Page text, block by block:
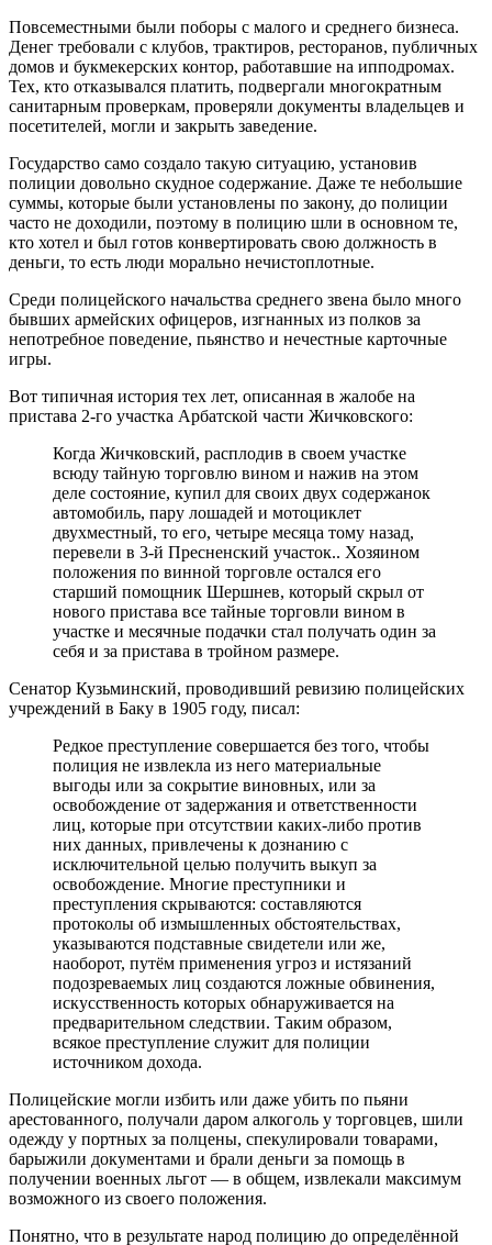
Повсеместными были поборы с малого и среднего бизнеса.
Денег требовали с клубов, трактиров, ресторанов, публичных
домов и букмекерских контор, работавшие на ипподромах.
Тех, кто отказывался платить, подвергали многократным
санитарным проверкам, проверяли документы владельцев и
посетителей, могли и закрыть заведение.
Государство само создало такую ситуацию, установив
полиции довольно скудное содержание. Даже те небольшие
суммы, которые были установлены по закону, до полиции
часто не доходили, поэтому в полицию шли в основном те,
кто хотел и был готов конвертировать свою должность в
деньги, то есть люди морально нечистоплотные.
Среди полицейского начальства среднего звена было много
бывших армейских офицеров, изгнанных из полков за
непотребное поведение, пьянство и нечестные карточные
игры.
Вот типичная история тех лет, описанная в жалобе на
пристава 2-го участка Арбатской части Жичковского:
Когда Жичковский, расплодив в своем участке
всюду тайную торговлю вином и нажив на этом
деле состояние, купил для своих двух содержанок
автомобиль, пару лошадей и мотоциклет
двухместный, то его, четыре месяца тому назад,
перевели в 3-й Пресненский участок.. Хозяином
положения по винной торговле остался его
старший помощник Шершнев, который скрыл от
нового пристава все тайные торговли вином в
участке и месячные подачки стал получать один за
себя и за пристава в тройном размере.
Сенатор Кузьминский, проводивший ревизию полицейских
учреждений в Баку в 1905 году, писал:
Редкое преступление совершается без того, чтобы
полиция не извлекла из него материальные
выгоды или за сокрытие виновных, или за
освобождение от задержания и ответственности
лиц, которые при отсутствии каких-либо против
них данных, привлечены к дознанию с
исключительной целью получить выкуп за
освобождение. Многие преступники и
преступления скрываются: составляются
протоколы об измышленных обстоятельствах,
указываются подставные свидетели или же,
наоборот, путём применения угроз и истязаний
подозреваемых лиц создаются ложные обвинения,
искусственность которых обнаруживается на
предварительном следствии. Таким образом,
всякое преступление служит для полиции
источником дохода.
Полицейские могли избить или даже убить по пьяни
арестованного, получали даром алкоголь у торговцев, шили
одежду у портных за полцены, спекулировали товарами,
барыжили документами и брали деньги за помощь в
получении военных льгот — в общем, извлекали максимум
возможного из своего положения.
Понятно, что в результате народ полицию до определённой